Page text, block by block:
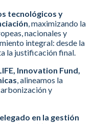
tecnológicos y
, maximizando la
nacionales y
integral: desde la
la justificación final.
Innovation Fund,
, alineamos la
y
en la gestión